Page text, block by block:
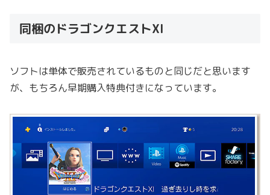
同梱のドラゴンクエストXI
ソフトは単体で販売されているものと同じだと思います
が、もちろん早期購入特典付きになっています。